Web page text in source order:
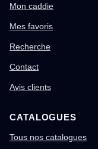
Mon caddie
Mes favoris
Recherche
Contact
Avis clients
CATALOGUES
Tous nos catalogues